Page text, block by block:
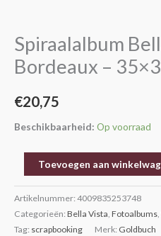
Spiraalalbum
Bordeaux –
€20,75
Beschikbaarheid: Op voorraad
-
35x30
aantal
Toevoegen aan
Artikelnummer: 4009835253748
Categorieën: Bella Vista Fotoalbums
Tag: scrapbooking Merk: Goldbuch